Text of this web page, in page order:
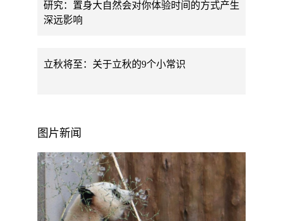
研究：置身大自然会对你体验时间的方式产生
深远影响
立秋将至：关于立秋的9个小常识
图片新闻